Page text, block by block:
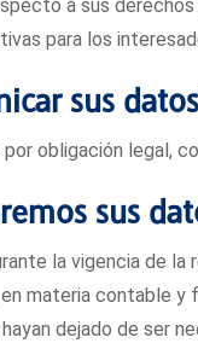
a sus
para los
sus
obligación legal,
sus
la vigencia de
materia contable
dejado de ser